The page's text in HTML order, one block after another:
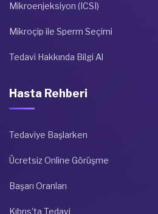
Mikroenjeksiyon (ICSI)
Mikroçip ile Sperm Seçimi
Tedavi Hakkında Bilgi Al
Hasta Rehberi
Tedaviye Başlarken
Ücretsiz Online Görüşme
Başarı Oranları
Kıbrıs’ta Tedavi